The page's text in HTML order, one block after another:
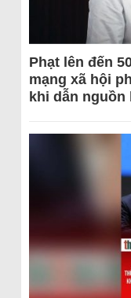
Phạt lên đến
mạng xã hội
khi dẫn nguồn